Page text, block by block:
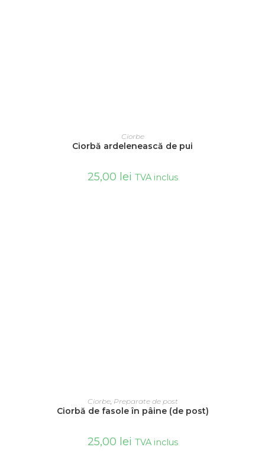
ADAUGĂ ÎN COȘ
Ciorbe
Ciorbă ardelenească de pui
25,00 lei TVA inclus
ADAUGĂ ÎN COȘ
Ciorbe, Preparate de post
Ciorbă de fasole în pâine (de post)
25,00 lei TVA inclus